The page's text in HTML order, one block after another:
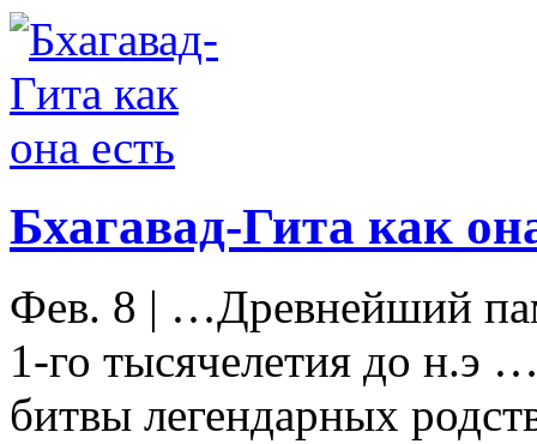
Бхагавад-Гита как
Фев. 8 | …Древнейший
1-го тысячелетия до н.э
битвы легендарных